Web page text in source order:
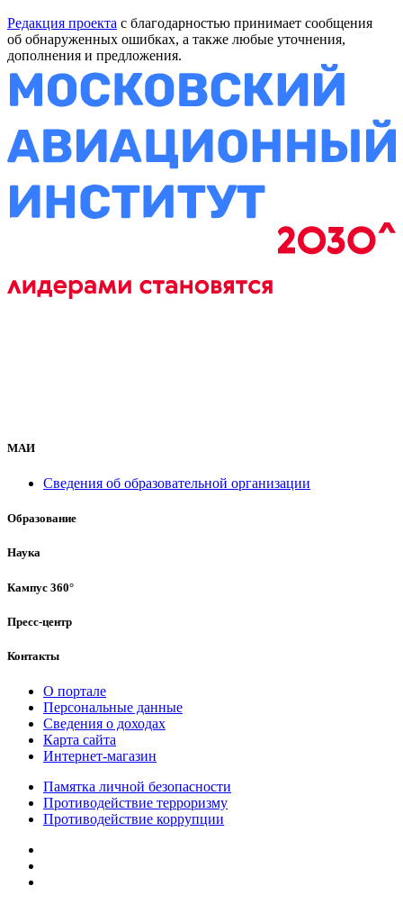
Редакция проекта с благодарностью принимает сообщения
об обнаруженных ошибках, а также любые уточнения,
дополнения и предложения.
МАИ
Сведения об образовательной организации
Образование
Наука
Кампус 360°
Пресс-центр
Контакты
О портале
Персональные данные
Сведения о доходах
Карта сайта
Интернет-магазин
Памятка личной безопасности
Противодействие терроризму
Противодействие коррупции